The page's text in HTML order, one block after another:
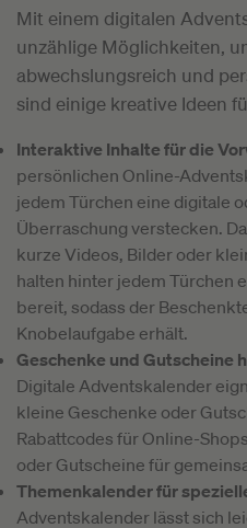
Mit einem digitalen
unzählige Möglichkeiten,
abwechslungsreich und
sind einige kreative Ideen
Interaktive Inhalte für die
persönlichen Online-
jedem Türchen eine digitale
Überraschung verstecken.
kurze Videos, Bilder oder
halten hinter jedem Türchen
bereit, sodass der
Knobelaufgabe erhält.
Geschenke und Gutscheine
Digitale Adventskalender
kleine Geschenke oder
Rabattcodes für Online-
oder Gutscheine für
Themenkalender für
Adventskalender lässt sich